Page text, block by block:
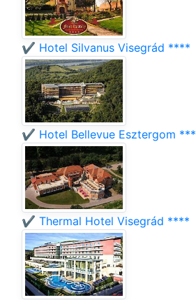
✔️ Hotel Silvanus Visegrád ****
✔️ Hotel Bellevue Esztergom ***
✔️ Thermal Hotel Visegrád ****